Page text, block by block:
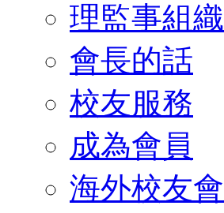
理監事組織
會長的話
校友服務
成為會員
海外校友會